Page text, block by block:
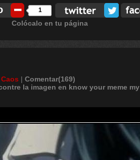
1
Colócalo en tu página
| Comentar(169)
la imagen en know your meme my